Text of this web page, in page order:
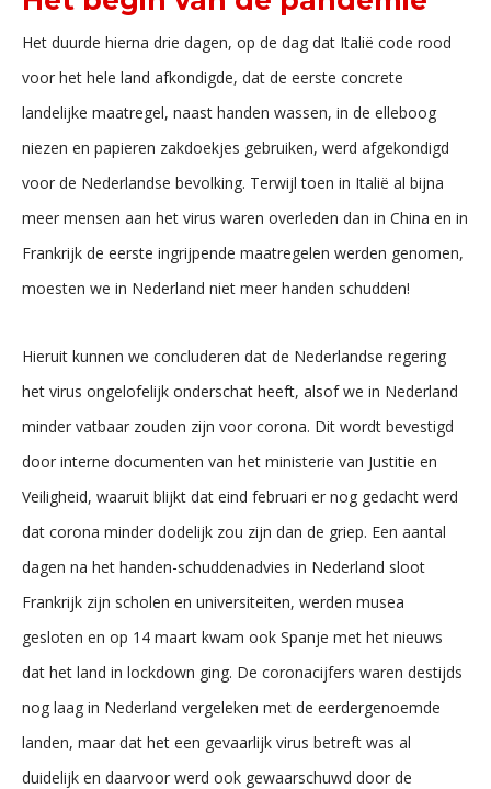
Het duurde hierna drie dagen, op de dag dat Italië code rood
voor het hele land afkondigde, dat de eerste concrete
landelijke maatregel, naast handen wassen, in de elleboog
niezen en papieren zakdoekjes gebruiken, werd afgekondigd
voor de Nederlandse bevolking. Terwijl toen in Italië al bijna
meer mensen aan het virus waren overleden dan in China en in
Frankrijk de eerste ingrijpende maatregelen werden genomen,
moesten we in Nederland niet meer handen schudden!
Hieruit kunnen we concluderen dat de Nederlandse regering
het virus ongelofelijk onderschat heeft, alsof we in Nederland
minder vatbaar zouden zijn voor corona. Dit wordt bevestigd
door interne documenten van het ministerie van Justitie en
Veiligheid, waaruit blijkt dat eind februari er nog gedacht werd
dat corona minder dodelijk zou zijn dan de griep. Een aantal
dagen na het handen-schuddenadvies in Nederland sloot
Frankrijk zijn scholen en universiteiten, werden musea
gesloten en op 14 maart kwam ook Spanje met het nieuws
dat het land in lockdown ging. De coronacijfers waren destijds
nog laag in Nederland vergeleken met de eerdergenoemde
landen, maar dat het een gevaarlijk virus betreft was al
duidelijk en daarvoor werd ook gewaarschuwd door de